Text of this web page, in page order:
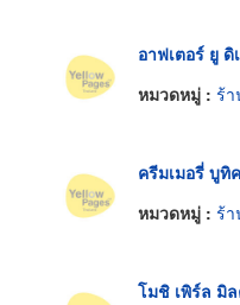
อาฟเตอร์ ยู ดิ
หมวดหมู่ : ร้า
ครีมเมอรี่ บูทิ
หมวดหมู่ : ร้า
โมชิ เพิร์ล มิ